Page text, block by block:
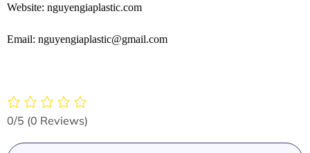
Website: nguyengiaplastic.com
Email: nguyengiaplastic@gmail.com
0/5 (0 Reviews)